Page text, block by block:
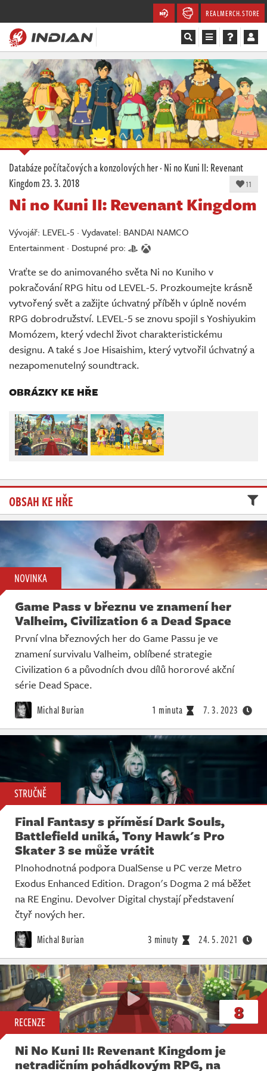
REALMERCH.STORE
Magazín
Recenze
Videa
Soutěže
Databáze
Komunita
Redakce
Živě
Databáze počítačových a konzolových her·Ni no Kuni II: Revenant
Kingdom23. 3. 2018 11
Ni no Kuni II: Revenant Kingdom
Vývojář: LEVEL-5 · Vydavatel: BANDAI NAMCO
Entertainment · Dostupné pro:
Vraťte se do animovaného světa Ni no Kuniho v
pokračování RPG hitu od LEVEL-5. Prozkoumejte krásně
vytvořený svět a zažijte úchvatný příběh v úplně novém
RPG dobrodružství. LEVEL-5 se znovu spojil s Yoshiyukim
Momózem, který vdechl život charakteristickému
designu. A také s Joe Hisaishim, který vytvořil úchvatný a
nezapomenutelný soundtrack.
OBRÁZKY KE HŘE
OBSAH KE HŘE
NOVINKA
Game Pass v březnu ve znamení her
Valheim, Civilization 6 a Dead Space
První vlna březnových her do Game Passu je ve
znamení survivalu Valheim, oblíbené strategie
Civilization 6 a původních dvou dílů hororové akční
série Dead Space.
Michal Burian 1 minuta 7. 3. 2023
STRUČNĚ
Final Fantasy s příměsí Dark Souls,
Battlefield uniká, Tony Hawk's Pro
Skater 3 se může vrátit
Plnohodnotná podpora DualSense u PC verze Metro
Exodus Enhanced Edition. Dragon's Dogma 2 má běžet
na RE Enginu. Devolver Digital chystají představení
čtyř nových her.
Michal Burian 3 minuty 24. 5. 2021
RECENZE 8
Ni No Kuni II: Revenant Kingdom je
netradičním pohádkovým RPG, na